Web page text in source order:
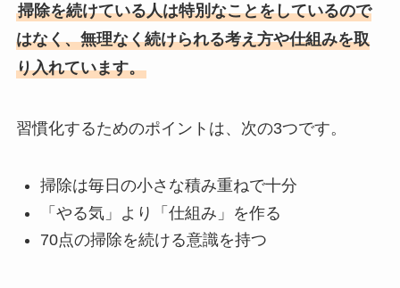
掃除を続けている人は特別なことをしているので
はなく、無理なく続けられる考え方や仕組みを取
り入れています。
習慣化するためのポイントは、次の3つです。
掃除は毎日の小さな積み重ねで十分
「やる気」より「仕組み」を作る
70点の掃除を続ける意識を持つ